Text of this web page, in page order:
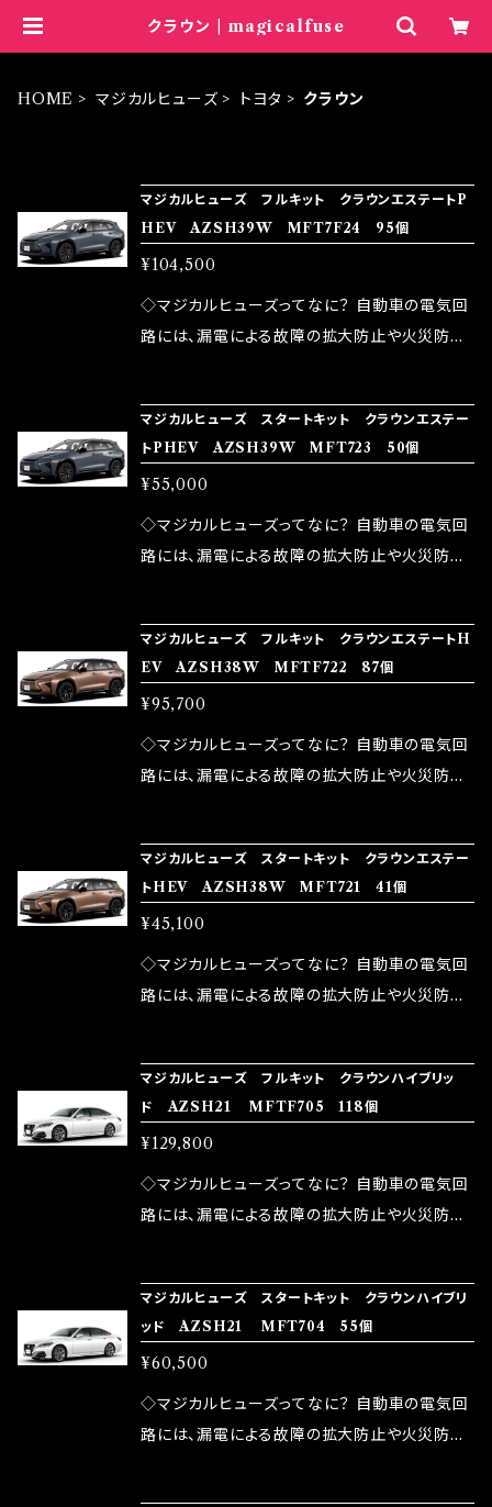
クラウン | magicalfuse
HOME マジカルヒューズ トヨタ クラウン
マジカルヒューズ フルキット クラウンエステートP
HEV AZSH39W MFT7F24 95個
¥104,500
◇マジカルヒューズってなに？ 自動車の電気回
路には、漏電による故障の拡大防止や火災防止
路として、各回路への電力供給を行っています。
しかし、ヒューズには拭い去れない欠点があり
ます。 1.溶接回路であるため、配線と比較し抵抗
が大きい。 2.金属部分が露出している為、空気
中に漏電してしまう。 3.金属プレートが接触する
ズが、マジカルヒューズになります。 ◇マジカル
ヒューズの効果 マジカルヒューズは放電防止効
果・接触抵抗低減効果により、このような効果を
発揮します。 ・アクセルレスポンスの向上 ・アイ
ドリング安定化（静粛性UP） ・ターボ車のターボ
など、これらの効果は、タウンユースだけでなく、
モータースポーツシーンでの実証実験の上、 製
品化を果たしております。
マジカルヒューズ スタートキット クラウンエステー
トPHEV AZSH39W MFT723 50個
¥55,000
◇マジカルヒューズってなに？ 自動車の電気回
路には、漏電による故障の拡大防止や火災防止
路として、各回路への電力供給を行っています。
しかし、ヒューズには拭い去れない欠点があり
ます。 1.溶接回路であるため、配線と比較し抵抗
が大きい。 2.金属部分が露出している為、空気
中に漏電してしまう。 3.金属プレートが接触する
ズが、マジカルヒューズになります。 ◇マジカル
ヒューズの効果 マジカルヒューズは放電防止効
果・接触抵抗低減効果により、このような効果を
発揮します。 ・アクセルレスポンスの向上 ・アイ
ドリング安定化（静粛性UP） ・ターボ車のターボ
など、これらの効果は、タウンユースだけでなく、
モータースポーツシーンでの実証実験の上、 製
品化を果たしております。
マジカルヒューズ フルキット クラウンエステートH
EV AZSH38W MFTF722 87個
¥95,700
◇マジカルヒューズってなに？ 自動車の電気回
路には、漏電による故障の拡大防止や火災防止
路として、各回路への電力供給を行っています。
しかし、ヒューズには拭い去れない欠点があり
ます。 1.溶接回路であるため、配線と比較し抵抗
が大きい。 2.金属部分が露出している為、空気
中に漏電してしまう。 3.金属プレートが接触する
ズが、マジカルヒューズになります。 ◇マジカル
ヒューズの効果 マジカルヒューズは放電防止効
果・接触抵抗低減効果により、このような効果を
発揮します。 ・アクセルレスポンスの向上 ・アイ
ドリング安定化（静粛性UP） ・ターボ車のターボ
など、これらの効果は、タウンユースだけでなく、
モータースポーツシーンでの実証実験の上、 製
品化を果たしております。
マジカルヒューズ スタートキット クラウンエステー
トHEV AZSH38W MFT721 41個
¥45,100
◇マジカルヒューズってなに？ 自動車の電気回
路には、漏電による故障の拡大防止や火災防止
路として、各回路への電力供給を行っています。
しかし、ヒューズには拭い去れない欠点があり
ます。 1.溶接回路であるため、配線と比較し抵抗
が大きい。 2.金属部分が露出している為、空気
中に漏電してしまう。 3.金属プレートが接触する
ズが、マジカルヒューズになります。 ◇マジカル
ヒューズの効果 マジカルヒューズは放電防止効
果・接触抵抗低減効果により、このような効果を
発揮します。 ・アクセルレスポンスの向上 ・アイ
ドリング安定化（静粛性UP） ・ターボ車のターボ
マジカルヒューズ フルキット クラウンハイブリッ
ド AZSH21 MFTF705 118個
¥129,800
◇マジカルヒューズってなに？ 自動車の電気回
路には、漏電による故障の拡大防止や火災防止
路として、各回路への電力供給を行っています。
しかし、ヒューズには拭い去れない欠点があり
ます。 1.溶接回路であるため、配線と比較し抵抗
が大きい。 2.金属部分が露出している為、空気
中に漏電してしまう。 3.金属プレートが接触する
マジカルヒューズ スタートキット クラウンハイブリ
ッド AZSH21 MFT704 55個
¥60,500
◇マジカルヒューズってなに？ 自動車の電気回
路には、漏電による故障の拡大防止や火災防止